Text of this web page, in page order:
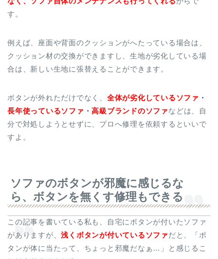
す。
例えば、座面や背面のクッションがへたっている場合は、
クッション材の交換ができますし、生地が劣化している場
合は、新しい生地に張替えることができます。
ボタンが外れただけでなく、 全体が劣化しているソファ ・
長年使っているソファ ・高級ブランドのソファなどは、自
分で対処しようとせずに、プロへ修理を依頼するといいで
すよ。
ソファのボタンが邪魔に感じるな
ら、ボタンを無くす修理もできる
この記事を書いている私も、自宅にボタンが付いたソファ
がありますが、浅くボタンが付いているソファだと、「ボ
タンが体に当たって、ちょっと邪魔だなぁ…」と感じるこ